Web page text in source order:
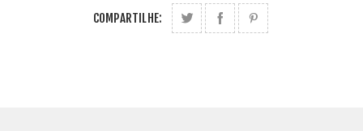
COMPARTILHE: